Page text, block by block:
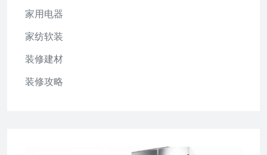
家用电器
家纺软装
装修建材
装修攻略